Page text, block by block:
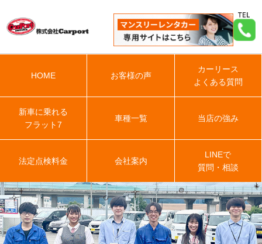
HOME お客様の声
カーリース
よくある質問
新車に乗れる
フラット7
車種一覧 当店の強み
法定点検料金 会社案内
LINEで
質問・相談